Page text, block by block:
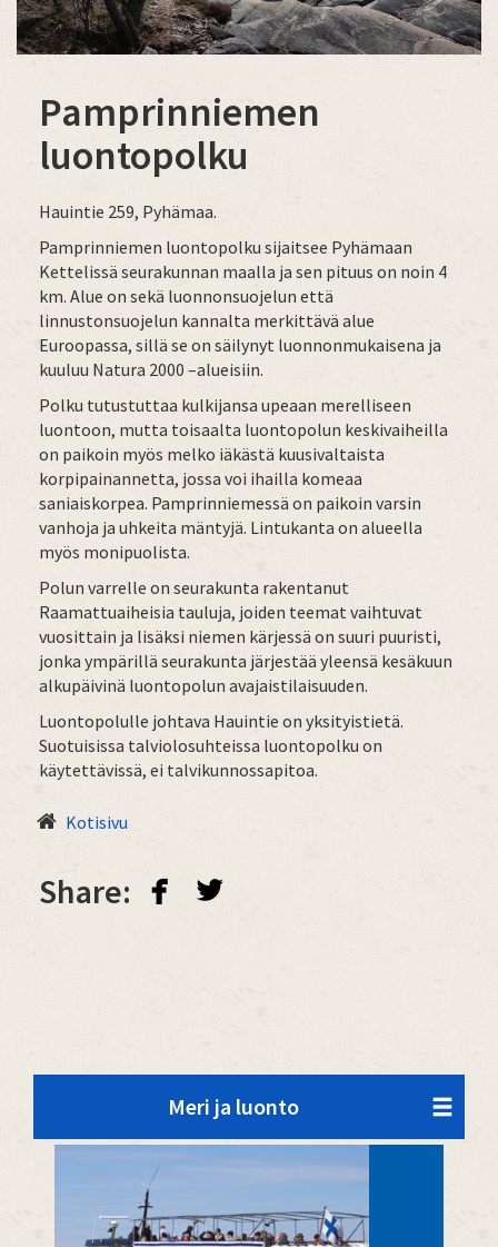
Pamprinniemen
luontopolku
Hauintie 259, Pyhämaa.
Pamprinniemen luontopolku sijaitsee Pyhämaan
Kettelissä seurakunnan maalla ja sen pituus on noin 4
km. Alue on sekä luonnonsuojelun että
linnustonsuojelun kannalta merkittävä alue
Euroopassa, sillä se on säilynyt luonnonmukaisena ja
kuuluu Natura 2000 –alueisiin.
Polku tutustuttaa kulkijansa upeaan merelliseen
luontoon, mutta toisaalta luontopolun keskivaiheilla
on paikoin myös melko iäkästä kuusivaltaista
korpipainannetta, jossa voi ihailla komeaa
saniaiskorpea. Pamprinniemessä on paikoin varsin
vanhoja ja uhkeita mäntyjä. Lintukanta on alueella
myös monipuolista.
Polun varrelle on seurakunta rakentanut
Raamattuaiheisia tauluja, joiden teemat vaihtuvat
vuosittain ja lisäksi niemen kärjessä on suuri puuristi,
jonka ympärillä seurakunta järjestää yleensä kesäkuun
alkupäivinä luontopolun avajaistilaisuuden.
Luontopolulle johtava Hauintie on yksityistietä.
Suotuisissa talviolosuhteissa luontopolku on
käytettävissä, ei talvikunnossapitoa.
Kotisivu
Share: facebook twitterbird
Meri ja luonto